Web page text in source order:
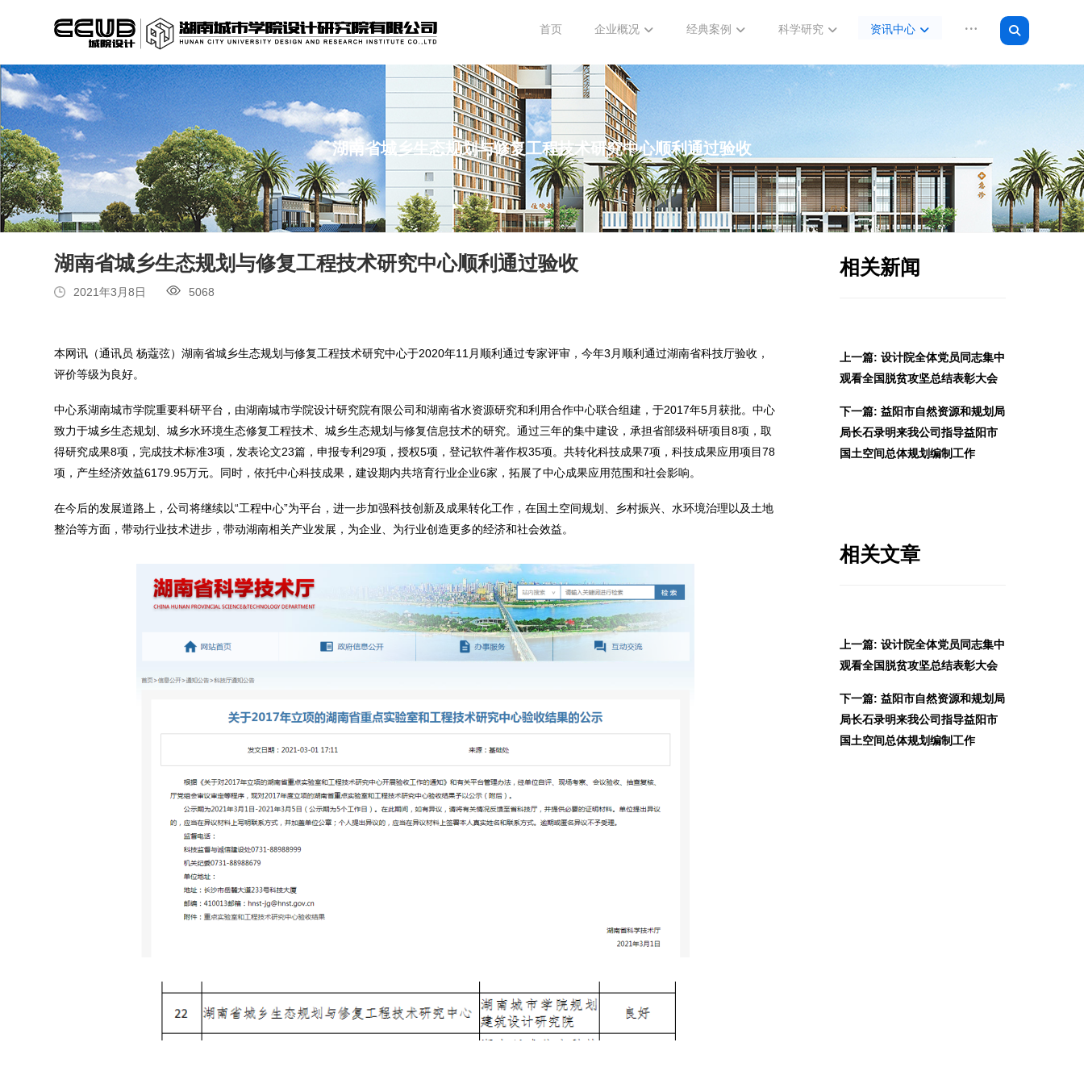
首页 企业概况 经典案例 科学研究 资讯中心
湖南省城乡生态规划与修复工程技术研究中心顺利通过验收
湖南省城乡生态规划与修复工程技术研究中心顺利通过验收
2021年3月8日 5068
本网讯（通讯员 杨蔻弦）湖南省城乡生态规划与修复工程技术研究中心于2020年11月顺利通过专家评审，今年3月顺利通过湖南省科技厅验收，
评价等级为良好。
中心系湖南城市学院重要科研平台，由湖南城市学院设计研究院有限公司和湖南省水资源研究和利用合作中心联合组建，于2017年5月获批。中心
致力于城乡生态规划、城乡水环境生态修复工程技术、城乡生态规划与修复信息技术的研究。通过三年的集中建设，承担省部级科研项目8项，取
得研究成果8项，完成技术标准3项，发表论文23篇，申报专利29项，授权5项，登记软件著作权35项。共转化科技成果7项，科技成果应用项目78
项，产生经济效益6179.95万元。同时，依托中心科技成果，建设期内共培育行业企业6家，拓展了中心成果应用范围和社会影响。
在今后的发展道路上，公司将继续以“工程中心”为平台，进一步加强科技创新及成果转化工作，在国土空间规划、乡村振兴、水环境治理以及土地
整治等方面，带动行业技术进步，带动湖南相关产业发展，为企业、为行业创造更多的经济和社会效益。
相关新闻
上一篇: 设计院全体党员同志集中
观看全国脱贫攻坚总结表彰大会
下一篇: 益阳市自然资源和规划局
局长石录明来我公司指导益阳市
国土空间总体规划编制工作
相关文章
上一篇: 设计院全体党员同志集中
观看全国脱贫攻坚总结表彰大会
下一篇: 益阳市自然资源和规划局
局长石录明来我公司指导益阳市
国土空间总体规划编制工作